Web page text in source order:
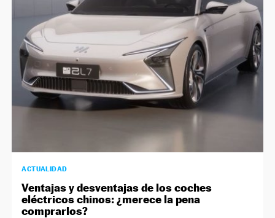
ACTUALIDAD
Ventajas y desventajas de los coches
eléctricos chinos: ¿merece la pena
comprarlos?